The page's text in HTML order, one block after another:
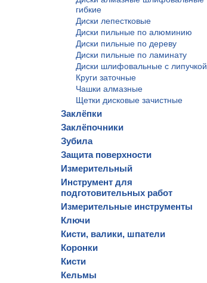
гибкие
Диски лепестковые
Диски пильные по алюминию
Диски пильные по дереву
Диски пильные по ламинату
Диски шлифовальные с липучкой
Круги заточные
Чашки алмазные
Щетки дисковые зачистные
Заклёпки
Заклёпочники
Зубила
Защита поверхности
Измерительный
Инструмент для
подготовительных работ
Измерительные инструменты
Ключи
Кисти, валики, шпатели
Коронки
Кисти
Кельмы